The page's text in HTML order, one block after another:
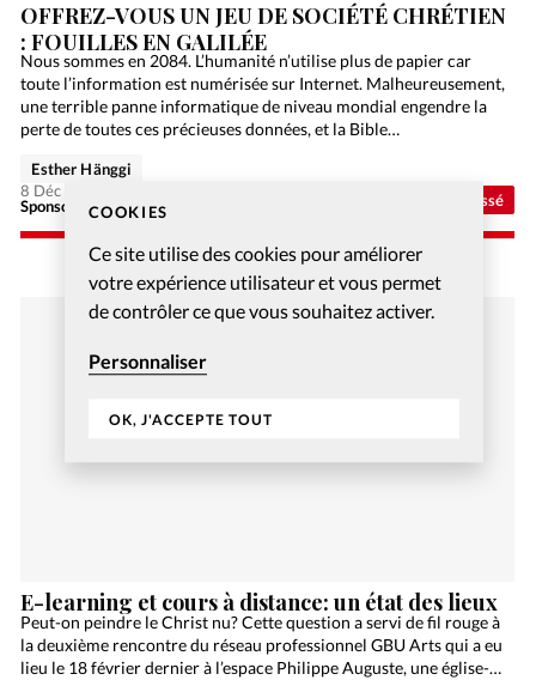
COOKIES
Ce site utilise des cookies pour améliorer
votre expérience utilisateur et vous permet
de contrôler ce que vous souhaitez activer.
Personnaliser
OK, J'ACCEPTE TOUT
Non classé
OFFREZ-VOUS UN JEU DE SOCIÉTÉ CHRÉTIEN
: FOUILLES EN GALILÉE
Nous sommes en 2084. L’humanité n’utilise plus de papier car
toute l’information est numérisée sur Internet. Malheureusement,
une terrible panne informatique de niveau mondial engendre la
perte de toutes ces précieuses données, et la Bible…
Sponsorisé - Alliance Biblilque Française
Esther Hänggi
8 Déc 2020
E-learning et cours à distance: un état des lieux
Peut-on peindre le Christ nu? Cette question a servi de fil rouge à
la deuxième rencontre du réseau professionnel GBU Arts qui a eu
lieu le 18 février dernier à l’espace Philippe Auguste, une église-…